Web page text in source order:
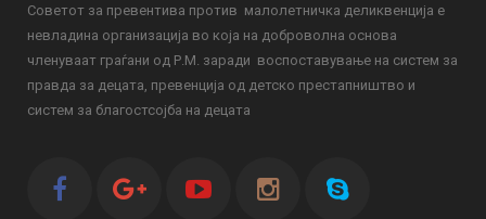
Советот за превентива против малолетничка деликвенција е
невладина организација во која на доброволна основа
членуваат граѓани од Р.М. заради воспоставување на систем за
правда за децата, превенција од детско престапништво и
систем за благостсојба на децата